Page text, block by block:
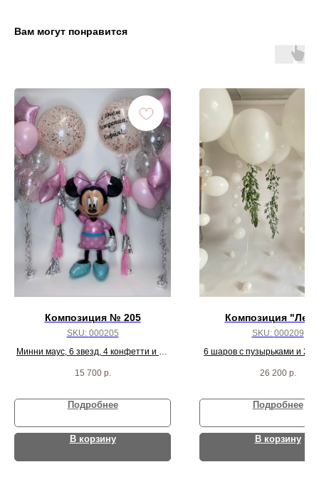
Вам могут понравится
Композиция № 205
SKU: 000205
Минни маус, 6 звезд, 4 конфетти и 20
15 700 р.
Подробнее
В корзину
Композиция
SKU: 000209
6 шаров с пузырьками и 2 с
26 200 р.
Подробнее
В корзину